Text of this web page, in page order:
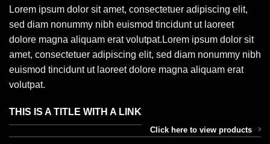
Lorem ipsum dolor sit amet, consectetuer adipiscing elit,
sed diam nonummy nibh euismod tincidunt ut laoreet
dolore magna aliquam erat volutpat.Lorem ipsum dolor sit
amet, consectetuer adipiscing elit, sed diam nonummy nibh
euismod tincidunt ut laoreet dolore magna aliquam erat
volutpat.
THIS IS A TITLE WITH A LINK
Click here to view products